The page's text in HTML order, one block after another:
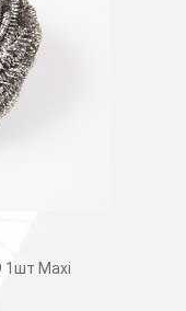
1шт Maxi